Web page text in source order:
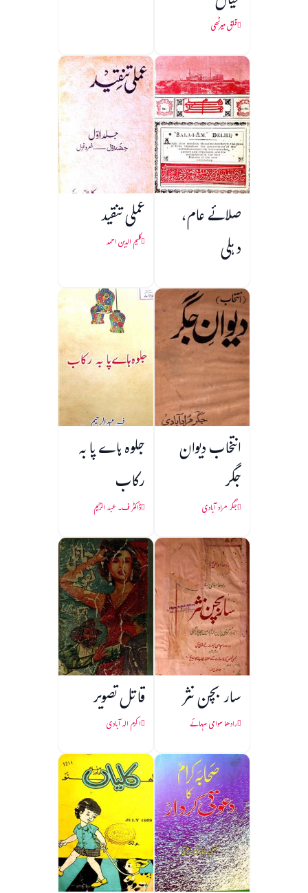
قلق میرٹھی
صلائے عام،
دہلی
عملی تنقید
کلیم الدین احمد
انتخاب دیوان
جگر
جگر مراد آبادی
جلوہ ہاے پا به
رکاب
ڈاکٹر ف۔ عبد الرحیم
سار بچن نثر
رادھا سوامی سہائے
قاتل تصویر
اکرم الہ آبادی